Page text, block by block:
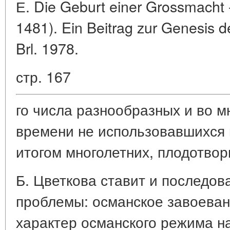
Е. Die Geburt einer
1481). Ein Beitrag zur Genesis
Brl. 1978.
стр. 167
го числа разнообразных и во
времени не использовавшихся
итогом многолетних,
Б. Цветкова ставит и
проблемы: османское
характер османского режима